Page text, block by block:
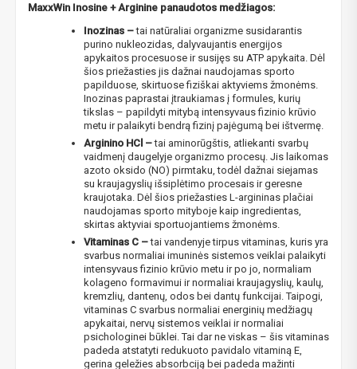
MaxxWin Inosine + Arginine panaudotos medžiagos:
Inozinas –tai natūraliai organizme susidarantis
purino nukleozidas, dalyvaujantis energijos
apykaitos procesuose ir susijęs su ATP apykaita. Dėl
šios priežasties jis dažnai naudojamas sporto
papilduose, skirtuose fiziškai aktyviems žmonėms.
Inozinas paprastai įtraukiamas į formules, kurių
tikslas – papildyti mitybą intensyvaus fizinio krūvio
metu ir palaikyti bendrą fizinį pajėgumą bei ištvermę.
Arginino HCl –tai aminorūgštis, atliekanti svarbų
vaidmenį daugelyje organizmo procesų. Jis laikomas
azoto oksido (NO) pirmtaku, todėl dažnai siejamas
su kraujagyslių išsiplėtimo procesais ir geresne
kraujotaka. Dėl šios priežasties L-argininas plačiai
naudojamas sporto mityboje kaip ingredientas,
skirtas aktyviai sportuojantiems žmonėms.
Vitaminas C –tai vandenyje tirpus vitaminas, kuris yra
svarbus normaliai imuninės sistemos veiklai palaikyti
intensyvaus fizinio krūvio metu ir po jo, normaliam
kolageno formavimui ir normaliai kraujagyslių, kaulų,
kremzlių, dantenų, odos bei dantų funkcijai. Taipogi,
vitaminas C svarbus normaliai energinių medžiagų
apykaitai, nervų sistemos veiklai ir normaliai
psichologinei būklei. Tai dar ne viskas – šis vitaminas
padeda atstatyti redukuoto pavidalo vitaminą E,
gerina geležies absorbciją bei padeda mažinti
NUOLAIDA TAU!